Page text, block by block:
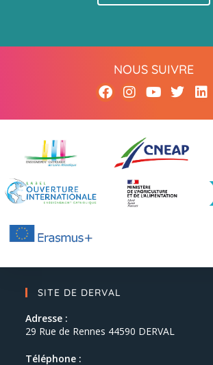
NOUS SUIVRE
SITE DE DERVAL
Adresse :
29 Rue de Rennes 44590 DERVAL
Téléphone :